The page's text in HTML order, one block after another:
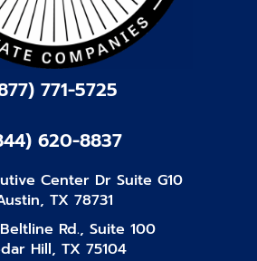
771-5725
620-8837
Center Dr Suite G10
TX 78731
Rd., Suite 100
Hill, TX 75104